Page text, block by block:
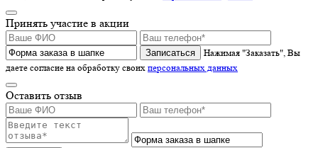
Принять участие в акции
Записаться
Нажимая "Заказать", Вы
даете согласие на обработку своих персональных данных
Оставить отзыв